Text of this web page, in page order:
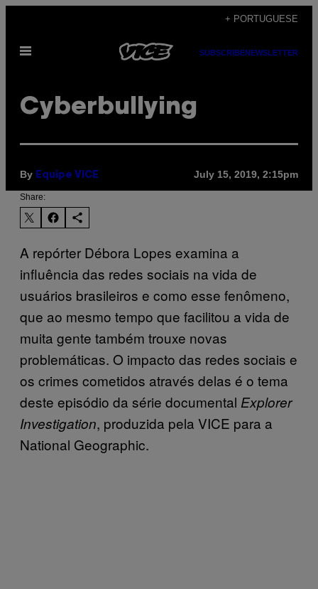
content
+ PORTUGUESE
Open
SUBSCRIBENEWSLETTER
Cyberbullying
By Equipe VICE July 15, 2019, 2:15pm
Share:
A repórter Débora Lopes examina a
influência das redes sociais na vida de
usuários brasileiros e como esse fenômeno,
que ao mesmo tempo que facilitou a vida de
muita gente também trouxe novas
problemáticas. O impacto das redes sociais e
os crimes cometidos através delas é o tema
deste episódio da série documental Explorer
Investigation, produzida pela VICE para a
National Geographic.